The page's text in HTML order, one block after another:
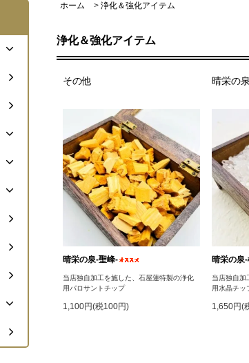
ホーム > 浄化＆強化アイテム
浄化＆強化アイテム
その他 晴栄の泉
晴栄の泉‐聖峰‐
当店独自加工を施した、石屋蓮特製の浄化
用パロサントチップ
1,100円(税100円)
晴栄の泉‐
当店独自加
用水晶チッ
1,650円(